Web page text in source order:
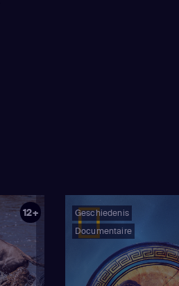
12+
Geschiedenis
Documentaire